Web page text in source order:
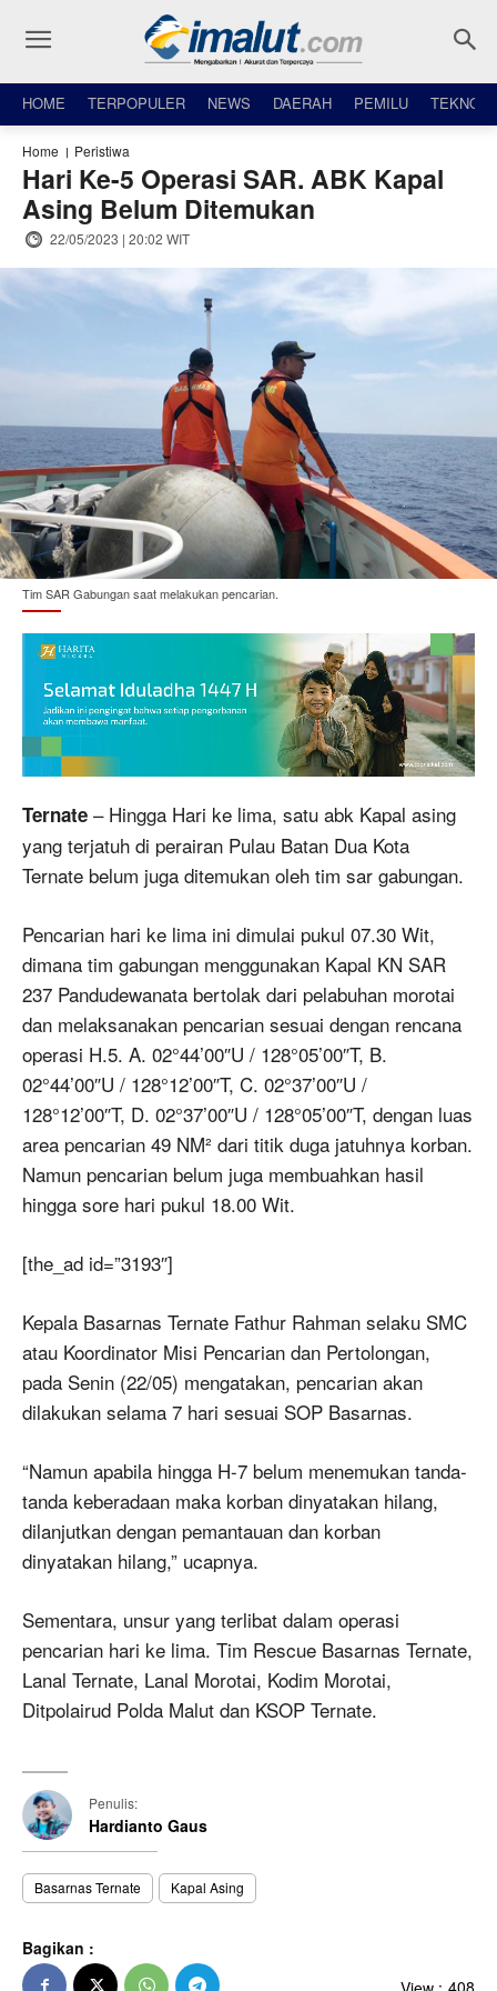
HOME TERPOPULER NEWS DAERAH PEMILU TEKNO
Home Peristiwa
Hari Ke-5 Operasi SAR. ABK Kapal
Asing Belum Ditemukan
22/05/2023 | 20:02 WIT
Tim SAR Gabungan saat melakukan pencarian.
Ternate – Hingga Hari ke lima, satu abk Kapal asing
yang terjatuh di perairan Pulau Batan Dua Kota
Ternate belum juga ditemukan oleh tim sar gabungan.
Pencarian hari ke lima ini dimulai pukul 07.30 Wit,
dimana tim gabungan menggunakan Kapal KN SAR
237 Pandudewanata bertolak dari pelabuhan morotai
dan melaksanakan pencarian sesuai dengan rencana
operasi H.5. A. 02°44’00″U / 128°05’00″T, B.
02°44’00″U / 128°12’00″T, C. 02°37’00″U /
128°12’00″T, D. 02°37’00″U / 128°05’00″T, dengan luas
area pencarian 49 NM² dari titik duga jatuhnya korban.
Namun pencarian belum juga membuahkan hasil
hingga sore hari pukul 18.00 Wit.
[the_ad id=”3193″]
Kepala Basarnas Ternate Fathur Rahman selaku SMC
atau Koordinator Misi Pencarian dan Pertolongan,
pada Senin (22/05) mengatakan, pencarian akan
dilakukan selama 7 hari sesuai SOP Basarnas.
“Namun apabila hingga H-7 belum menemukan tanda-
tanda keberadaan maka korban dinyatakan hilang,
dilanjutkan dengan pemantauan dan korban
dinyatakan hilang,” ucapnya.
Sementara, unsur yang terlibat dalam operasi
pencarian hari ke lima. Tim Rescue Basarnas Ternate,
Lanal Ternate, Lanal Morotai, Kodim Morotai,
Ditpolairud Polda Malut dan KSOP Ternate.
Penulis:
Hardianto Gaus
Basarnas Ternate Kapal Asing
Bagikan :